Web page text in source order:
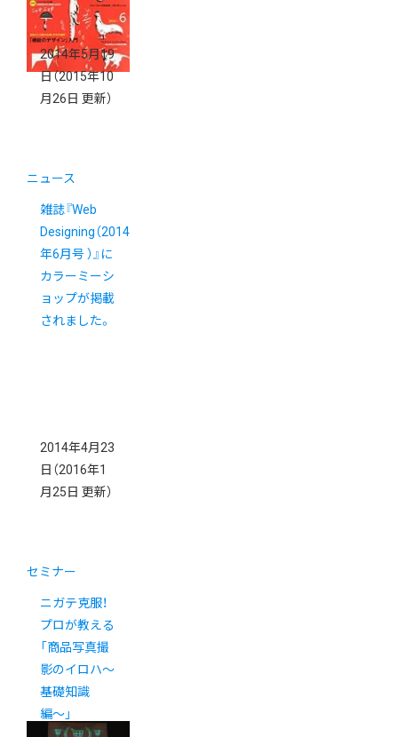
2014年5月19
日（2015年10
月26日 更新）
ニュース
雑誌『Web
Designing（2014
年6月号 ）』に
カラーミーシ
ョップが掲載
されました。
2014年4月23
日 （2016年1
月25日 更新）
セミナー
ニガテ克服！
プロが教える
「商品写真撮
影のイロハ〜
基礎知識
編〜」